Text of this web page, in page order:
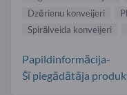
Dzērienu konveijeri
Spirālveida konveijeri
Papildinformācija-
Šī piegādātāja